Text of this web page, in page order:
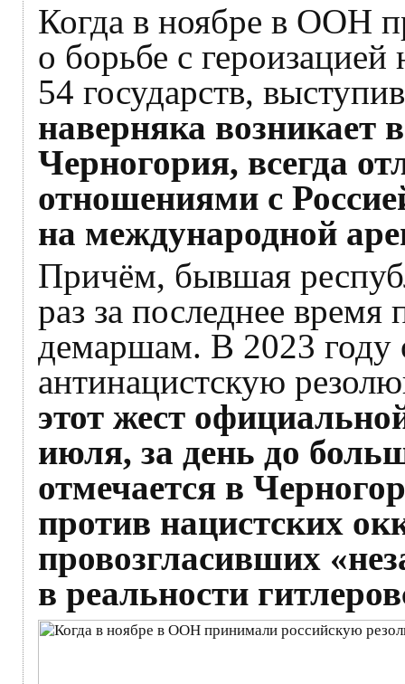
Когда в ноябре в ООН
о борьбе с
54 государств,
наверняка возникает
Черногория, всегда
отношениями с
на международной
Причём, бывшая
раз за последнее
демаршам. В 2023 году
антинацистскую
этот жест
июля, за день до
отмечается в
против нацистских
провозгласивших
в реальности